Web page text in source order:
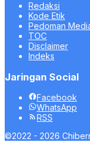
Redaksi
Kode Etik
Pedoman
TOC
Disclaimer
Indeks
Jaringan Social
Facebook
WhatsApp
RSS
©2022 - 2026